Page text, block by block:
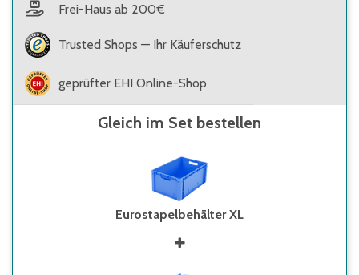
Frei-Haus ab 200€
Trusted Shops — Ihr Käuferschutz
geprüfter EHI Online-Shop
Gleich im Set bestellen
Eurostapelbehälter XL